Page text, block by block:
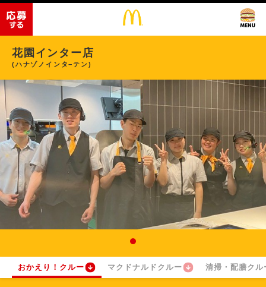
花園インター店
(ハナゾノインタ−テン)
おかえり！クルー マクドナルドクルー 清掃・配膳クル